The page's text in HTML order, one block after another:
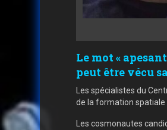
Le mot «
peut être vécu
Les spécialistes du
de la formation spatiale
Les cosmonautes